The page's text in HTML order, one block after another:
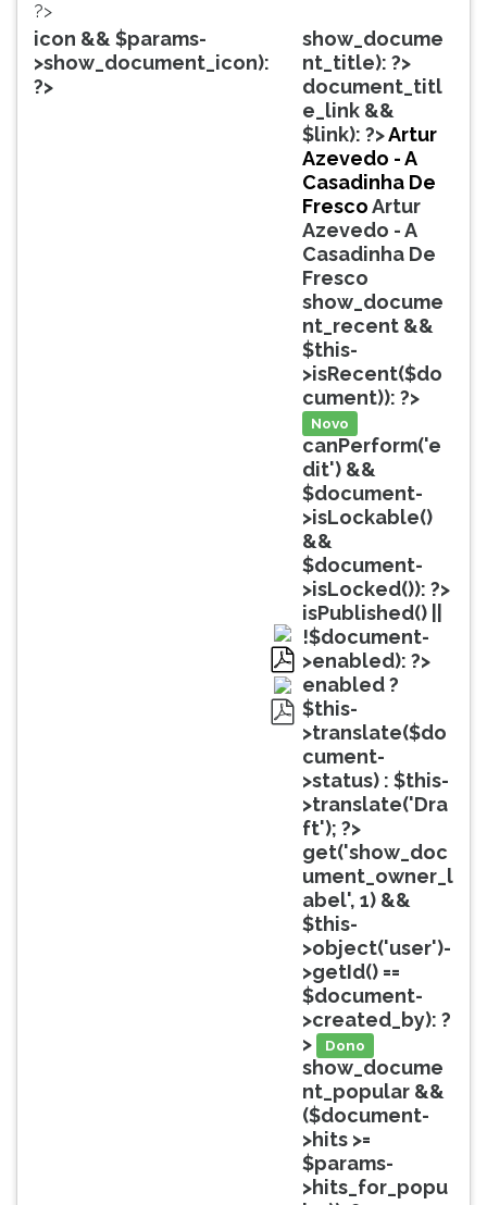
leitor
pausar
?>
icon && $params-
>show_document_icon):
?>
pdf
pdf
show_docume
nt_title): ?>
document_titl
e_link &&
$link): ?>Artur
Azevedo - A
Casadinha De
FrescoArtur
Azevedo - A
Casadinha De
Fresco
show_docume
nt_recent &&
$this-
>isRecent($do
cument)): ?>
Novo
canPerform('e
dit') &&
$document-
>isLockable()
&&
$document-
>isLocked()): ?>
isPublished() ||
!$document-
>enabled): ?>
enabled ?
$this-
>translate($do
cument-
>status) : $this-
>translate('Dra
ft'); ?>
get('show_doc
ument_owner_l
abel', 1) &&
$this-
>object('user')-
>getId() ==
$document-
>created_by): ?
>
Dono
show_docume
nt_popular &&
($document-
>hits >=
$params-
>hits_for_popu